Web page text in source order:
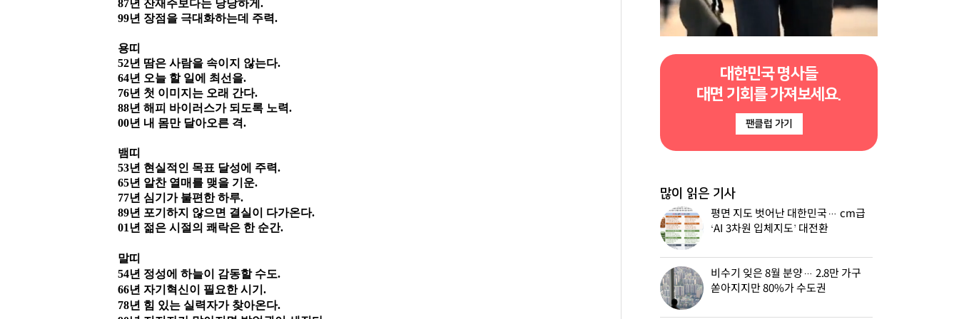
87년 잔재주보다는 당당하게 .
99년 장점을 극대화하는데 주력.
용띠
52년 땀은 사람을 속이지 않는다.
64년 오늘 할 일에 최선을.
76년 첫 이미지는 오래 간다.
88년 해피 바이러스가 되도록 노력.
00년 내 몸만 달아오른 격.
뱀띠
53년 현실적인 목표 달성에 주력.
65년 알찬 열매를 맺을 기운.
77년 심기가 불편한 하루.
89년 포기하지 않으면 결실이 다가온다.
01 년 젊은 시절의 쾌락은 한 순간.
말띠
54년 정성에 하늘이 감동할 수도.
66년 자기혁신이 필요한 시기 .
78년 힘 있는 실력자가 찾아온다.
대한민국 명사들
대면 기회를 가져보세요.
팬클럽 가기
많이 읽은 기사
평면 지도 벗어난 대한민국… cm급
‘AI 3차원 입체지도’ 대전환
비수기 잊은 8월 분양… 2.8만 가구
쏟아지지만 80%가 수도권